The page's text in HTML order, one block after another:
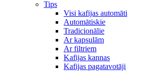
Tips
Visi kafijas automāti
Automātiskie
Tradicionālie
Ar kapsulām
Ar filtriem
Kafijas kannas
Kafijas pagatavotāji